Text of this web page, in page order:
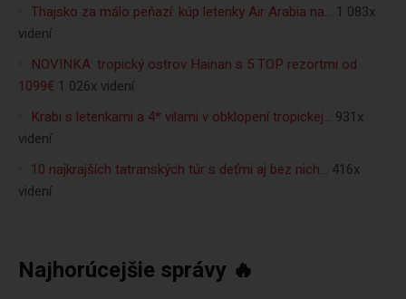
Thajsko za málo peňazí: kúp letenky Air Arabia na… 1 083x
videní
NOVINKA: tropický ostrov Hainan s 5 TOP rezortmi od
1099€ 1 026x videní
Krabi s letenkami a 4* vilami v obklopení tropickej… 931x
videní
10 najkrajších tatranských túr s deťmi aj bez nich… 416x
videní
Najhorúcejšie správy 🔥